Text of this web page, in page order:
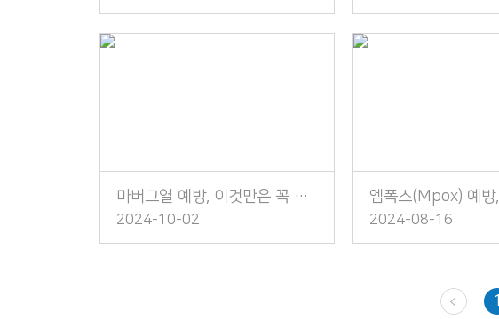
마버그열 예방, 이것만은 꼭 지켜주세요!
2024-10-02 2024-08-16
1